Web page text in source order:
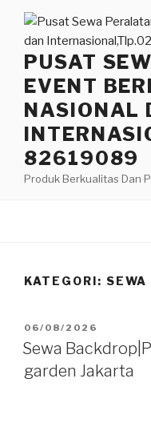
Lompat
konten
PUSAT
EVENT
NASIONAL
82619089
Produk Berkualitas Dan
KATEGORI: SEWA
DIPOSKAN
PADA
06/08/2026
Sewa
garden Jakarta